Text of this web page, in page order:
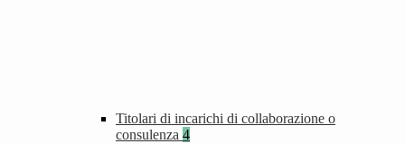
Titolari di incarichi di collaborazione o
consulenza 4